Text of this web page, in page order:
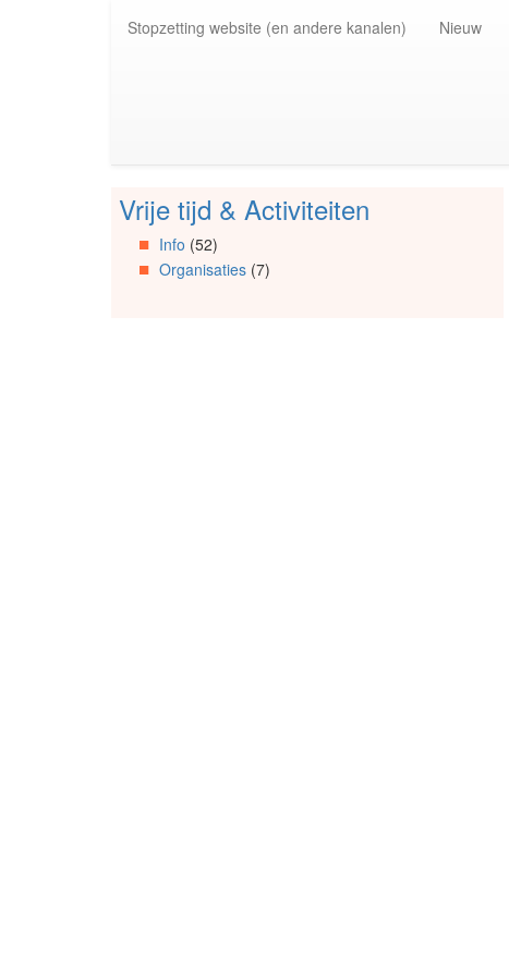
Stopzetting website (en andere kanalen) Nieuw
Spring
naar
Artikels
Spring
Vrije tijd & Activiteiten
Info (52)
Organisaties(7)